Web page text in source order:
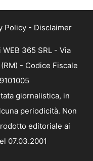
Policy - Disclaimer
365 SRL - Via
- Codice Fiscale
giornalistica, in
periodicità. Non
editoriale ai
07.03.2001